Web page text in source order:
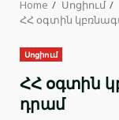
Home
Սոցիում
ՀՀ օգտին
Սոցիում
ՀՀ օգտին
դրամ